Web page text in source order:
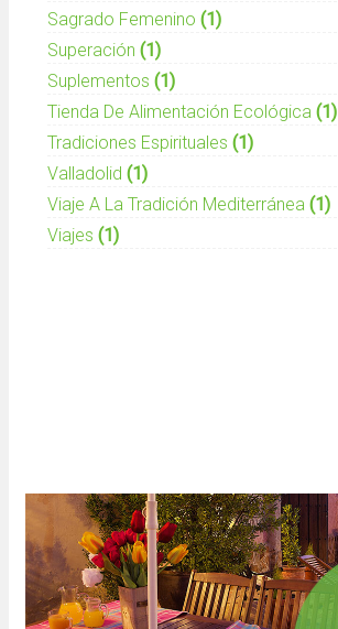
Sagrado Femenino (1)
Superación (1)
Suplementos (1)
Tienda De Alimentación Ecológica (1)
Tradiciones Espirituales (1)
Valladolid (1)
Viaje A La Tradición Mediterránea (1)
Viajes (1)